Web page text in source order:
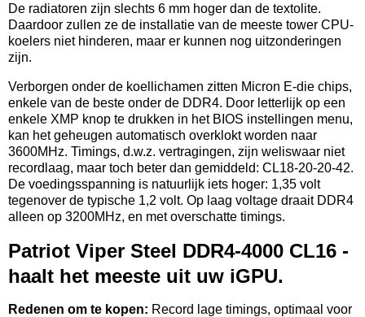
De radiatoren zijn slechts 6 mm hoger dan de textolite.
Daardoor zullen ze de installatie van de meeste tower CPU-
koelers niet hinderen, maar er kunnen nog uitzonderingen
zijn.
Verborgen onder de koellichamen zitten Micron E-die chips,
enkele van de beste onder de DDR4. Door letterlijk op een
enkele XMP knop te drukken in het BIOS instellingen menu,
kan het geheugen automatisch overklokt worden naar
3600MHz. Timings, d.w.z. vertragingen, zijn weliswaar niet
recordlaag, maar toch beter dan gemiddeld: CL18-20-20-42.
De voedingsspanning is natuurlijk iets hoger: 1,35 volt
tegenover de typische 1,2 volt. Op laag voltage draait DDR4
alleen op 3200MHz, en met overschatte timings.
Patriot Viper Steel DDR4-4000 CL16 -
haalt het meeste uit uw iGPU.
Redenen om te kopen: Record lage timings, optimaal voor